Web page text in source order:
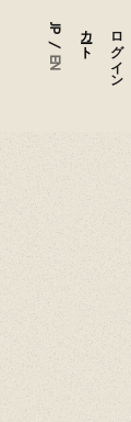
JP
/
EN
カート ログイン